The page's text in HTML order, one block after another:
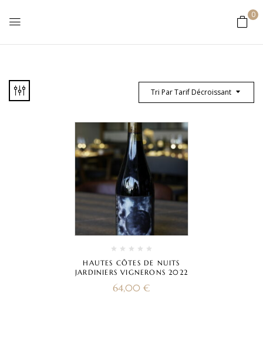
0
Tri Par Tarif Décroissant
HAUTES CÔTES DE NUITS
JARDINIERS VIGNERONS 2022
64,00 €